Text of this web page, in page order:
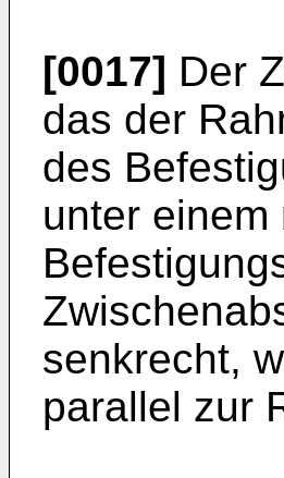
[0017] Der
das der
des
unter
senkrecht,
parallel zur